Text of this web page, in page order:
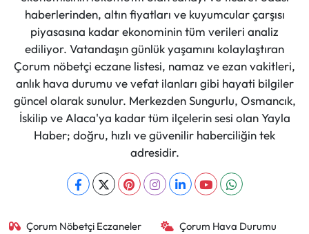
haberlerinden, altın fiyatları ve kuyumcular çarşısı
piyasasına kadar ekonominin tüm verileri analiz
ediliyor. Vatandaşın günlük yaşamını kolaylaştıran
Çorum nöbetçi eczane listesi, namaz ve ezan vakitleri,
anlık hava durumu ve vefat ilanları gibi hayati bilgiler
güncel olarak sunulur. Merkezden Sungurlu, Osmancık,
İskilip ve Alaca'ya kadar tüm ilçelerin sesi olan Yayla
Haber; doğru, hızlı ve güvenilir haberciliğin tek
adresidir.
Çorum Nöbetçi Eczaneler Çorum Hava Durumu